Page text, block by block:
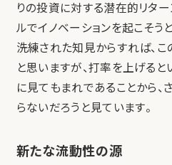
りの投資に対する潜在的リタ
ルでイノベーションを起こそう
洗練された知見からすれば、こ
と思いますが、打率を上げると
に見てもまれであることから、
らないだろうと見ています。
新たな流動性の源